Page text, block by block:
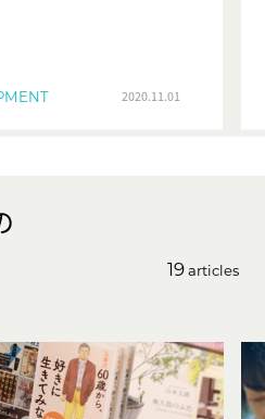
2020.11.01
19 articles